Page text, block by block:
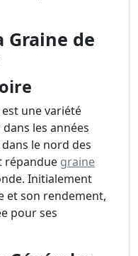
Graine de
est une variété
les années
le nord des
répandue graine
Initialement
et son rendement,
pour ses